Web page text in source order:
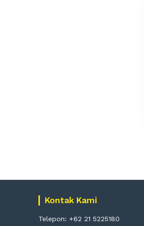
Kontak Kami
Telepon: +62 21 5225180